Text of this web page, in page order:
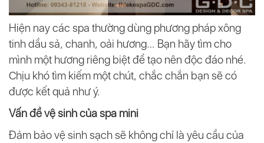
Hiện nay các spa thường dùng phương pháp xông
tinh dầu sả, chanh, oải hương… Bạn hãy tìm cho
mình một hương riêng biệt để tạo nên độc đáo nhé.
Chịu khó tìm kiếm một chút, chắc chắn bạn sẽ có
được kết quả như ý.
Vấn đề vệ sinh của spa mini
Đảm bảo vệ sinh sạch sẽ không chỉ là yêu cầu của